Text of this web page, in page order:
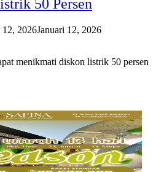
50 Persen
12, 2026Januari 12, 2026
menikmati diskon listrik 50 persen